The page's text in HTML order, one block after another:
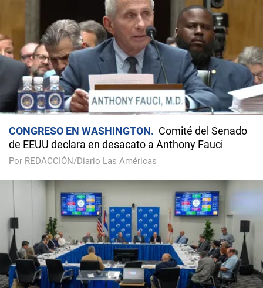
CONGRESO EN WASHINGTON
Comité del Senado
de EEUU declara en desacato a Anthony Fauci
Por REDACCIÓN/Diario Las Américas